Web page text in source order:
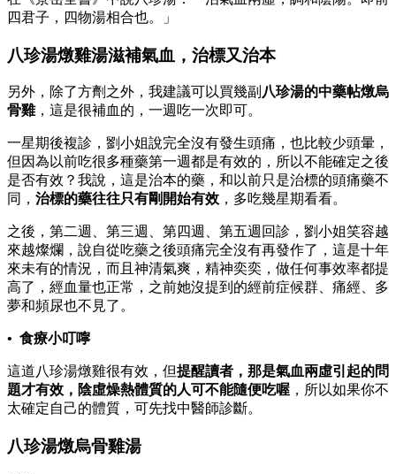
四君子，四物湯相合也。」
八珍湯燉雞湯滋補氣血，治標又治本
另外，除了方劑之外，我建議可以買幾副 八珍湯的中藥帖燉烏
骨雞，這是很補血的，一週吃一次即可。
一星期後複診，劉小姐說完全沒有發生頭痛，也比較少頭暈，
但因為以前吃很多種藥第一週都是有效的，所以不能確定之後
是否有效？我說，這是治本的藥，和以前只是治標的頭痛藥不
同， 治標的藥往往只有剛開始有效 ，多吃幾星期看看。
之後，第二週、第三週、第四週、第五週回診，劉小姐笑容越
來越燦爛，說自從吃藥之後頭痛完全沒有再發作了，這是十年
來未有的情況，而且神清氣爽，精神奕奕，做任何事效率都提
高了，經血量也正常，之前她沒提到的經前症候群、痛經、多
夢和頻尿也不見了。
• 食療小叮嚀
這道八珍湯燉雞很有效，但提醒讀者，那是氣血兩虛引起的問
題才有效，陰虛燥熱體質的人可不能隨便吃喔 ，所以如果你不
太確定自己的體質，可先找中醫師診斷。
八珍湯燉烏骨雞湯